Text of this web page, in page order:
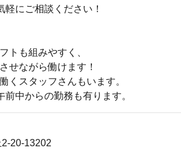
にご相談ください！
トも組みやすく、
せながら働けます！
くスタッフさんもいます。
中からの勤務も有ります。
20-13202